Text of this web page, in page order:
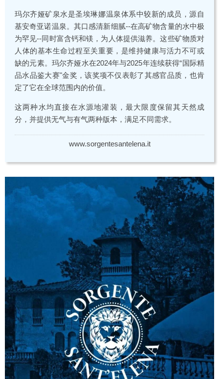
玛尔齐娅矿泉水是圣埃琳娜温泉体系中较新的成员，源自
基安奇亚诺温泉。其口感清新细腻--在高矿物含量的水中极
为罕见--同时富含钙和镁，为人体提供滋养。这些矿物质对
人体的基本生命过程至关重要，是维持健康与活力不可或
缺的元素。玛尔齐娅水在2024年与2025年连续获得“国际精
品水品鉴大赛"金奖，该奖项不仅表彰了其感官品质，也肯
定了它在全球范围内的价值。
这两种水均直接在水源地灌装，最大限度保留其天然成
分，并提供无气与有气两种版本，满足不同需求。
www.sorgentesantelena.it